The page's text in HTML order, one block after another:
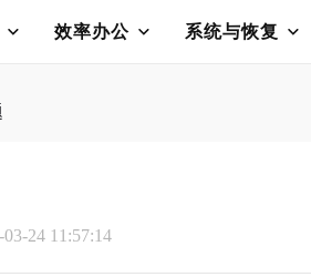
效率办公 系统与恢复
24 11:57:14